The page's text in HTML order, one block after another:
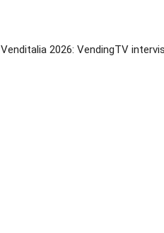
Venditalia 2026: VendingTV